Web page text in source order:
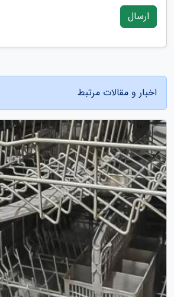
ارسال
اخبار و مقالات مرتبط